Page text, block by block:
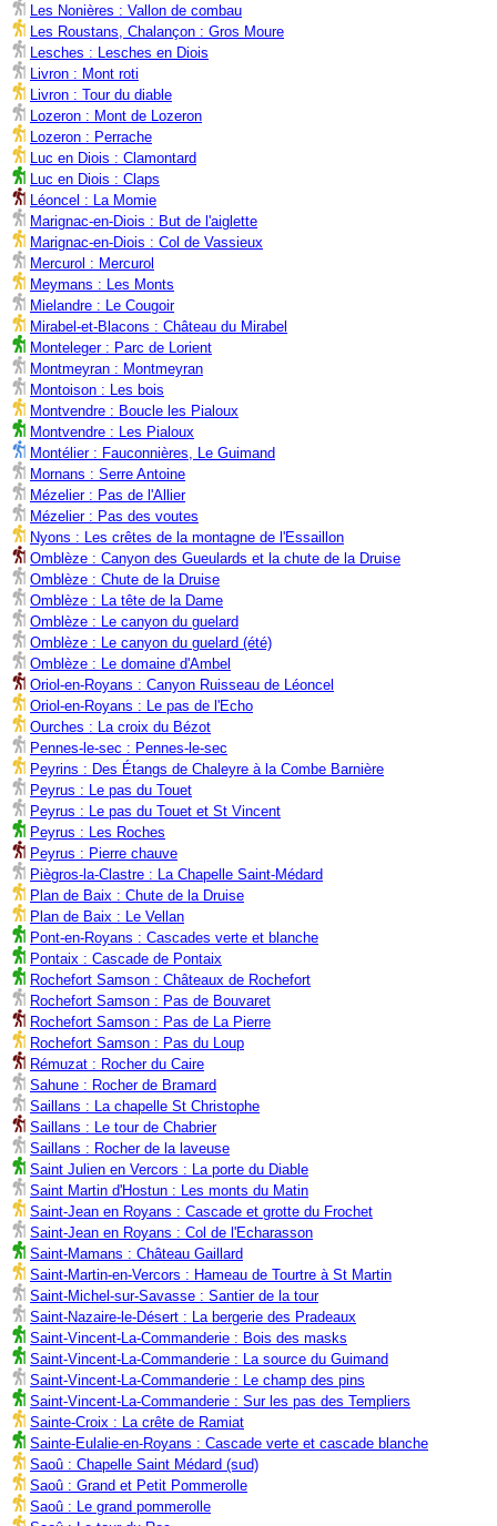
Les Nonières : Vallon de combau
Les Roustans, Chalançon : Gros Moure
Lesches : Lesches en Diois
Livron : Mont roti
Livron : Tour du diable
Lozeron : Mont de Lozeron
Lozeron : Perrache
Luc en Diois : Clamontard
Luc en Diois : Claps
Léoncel : La Momie
Marignac-en-Diois : But de l'aiglette
Marignac-en-Diois : Col de Vassieux
Mercurol : Mercurol
Meymans : Les Monts
Mielandre : Le Cougoir
Mirabel-et-Blacons : Château du Mirabel
Monteleger : Parc de Lorient
Montmeyran : Montmeyran
Montoison : Les bois
Montvendre : Boucle les Pialoux
Montvendre : Les Pialoux
Montélier : Fauconnières, Le Guimand
Mornans : Serre Antoine
Mézelier : Pas de l'Allier
Mézelier : Pas des voutes
Nyons : Les crêtes de la montagne de l'Essaillon
Omblèze : Canyon des Gueulards et la chute de la Druise
Omblèze : Chute de la Druise
Omblèze : La tête de la Dame
Omblèze : Le canyon du guelard
Omblèze : Le canyon du guelard (été)
Omblèze : Le domaine d'Ambel
Oriol-en-Royans : Canyon Ruisseau de Léoncel
Oriol-en-Royans : Le pas de l'Echo
Ourches : La croix du Bézot
Pennes-le-sec : Pennes-le-sec
Peyrins : Des Étangs de Chaleyre à la Combe Barnière
Peyrus : Le pas du Touet
Peyrus : Le pas du Touet et St Vincent
Peyrus : Les Roches
Peyrus : Pierre chauve
Piègros-la-Clastre : La Chapelle Saint-Médard
Plan de Baix : Chute de la Druise
Plan de Baix : Le Vellan
Pont-en-Royans : Cascades verte et blanche
Pontaix : Cascade de Pontaix
Rochefort Samson : Châteaux de Rochefort
Rochefort Samson : Pas de Bouvaret
Rochefort Samson : Pas de La Pierre
Rochefort Samson : Pas du Loup
Rémuzat : Rocher du Caire
Sahune : Rocher de Bramard
Saillans : La chapelle St Christophe
Saillans : Le tour de Chabrier
Saillans : Rocher de la laveuse
Saint Julien en Vercors : La porte du Diable
Saint Martin d'Hostun : Les monts du Matin
Saint-Jean en Royans : Cascade et grotte du Frochet
Saint-Jean en Royans : Col de l'Echarasson
Saint-Mamans : Château Gaillard
Saint-Martin-en-Vercors : Hameau de Tourtre à St Martin
Saint-Michel-sur-Savasse : Santier de la tour
Saint-Nazaire-le-Désert : La bergerie des Pradeaux
Saint-Vincent-La-Commanderie : Bois des masks
Saint-Vincent-La-Commanderie : La source du Guimand
Saint-Vincent-La-Commanderie : Le champ des pins
Saint-Vincent-La-Commanderie : Sur les pas des Templiers
Sainte-Croix : La crête de Ramiat
Sainte-Eulalie-en-Royans : Cascade verte et cascade blanche
Saoû : Chapelle Saint Médard (sud)
Saoû : Grand et Petit Pommerolle
Saoû : Le grand pommerolle